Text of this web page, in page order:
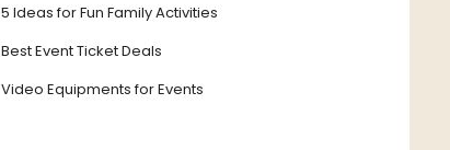
5 Ideas for Fun Family Activities
Best Event Ticket Deals
Video Equipments for Events